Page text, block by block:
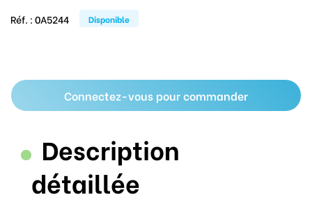
Réf. :0A5244 Disponible
Connectez-vous pour commander
Description
détaillée